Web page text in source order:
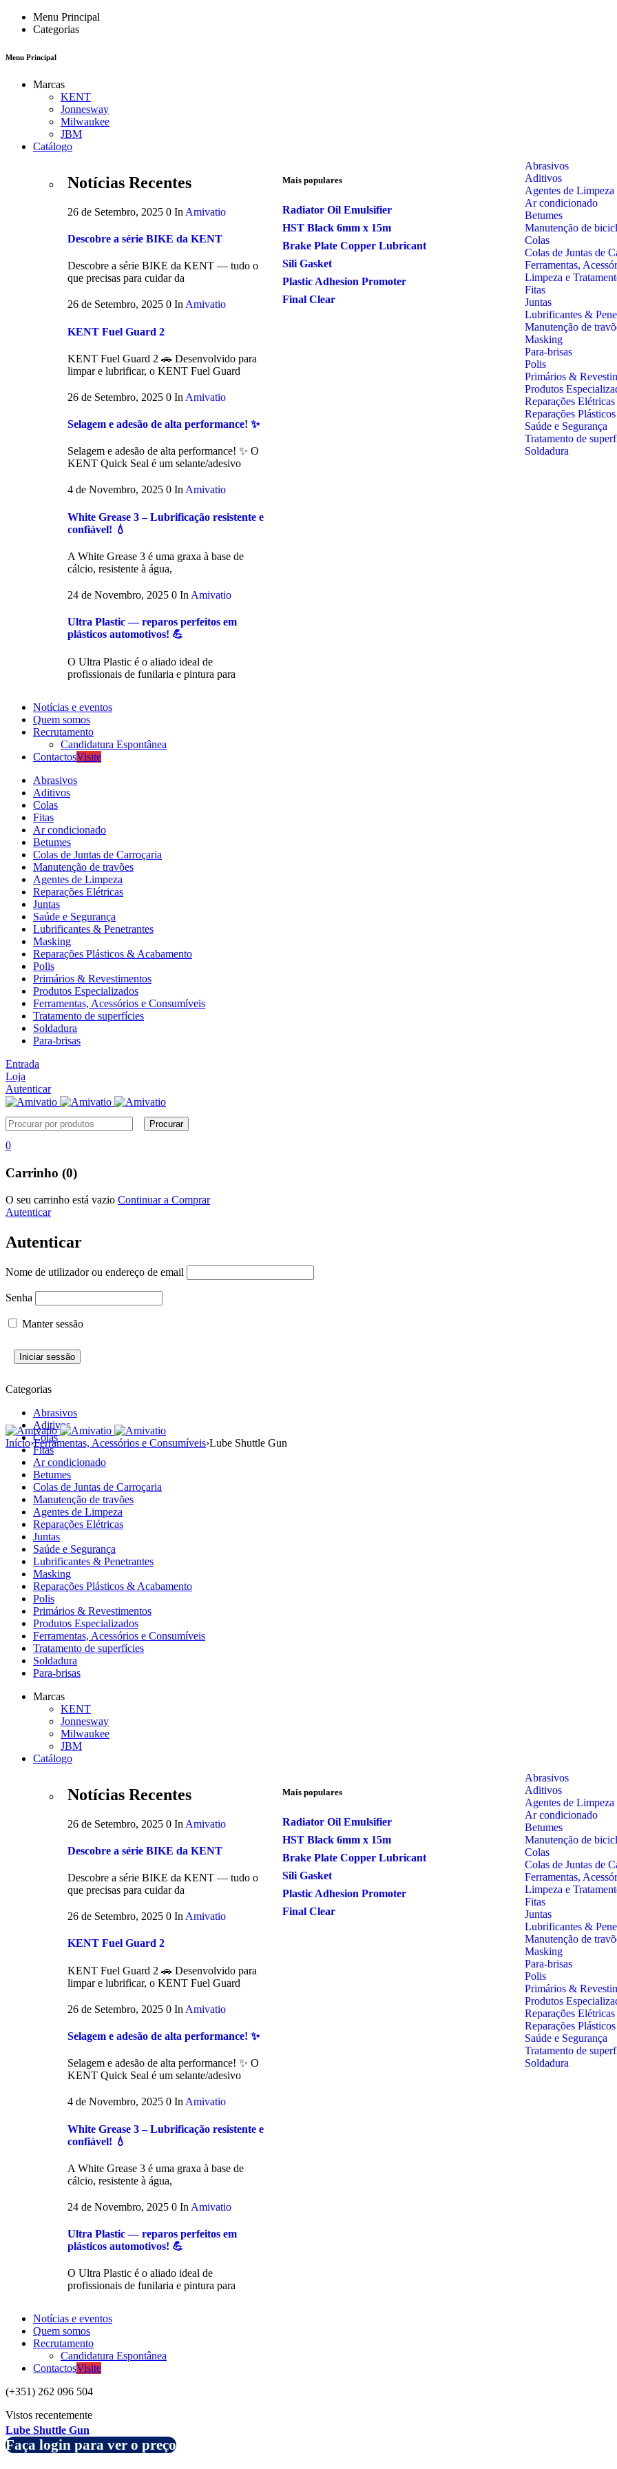
Menu Principal
Categorias
Menu Principal
Marcas
KENT
Jonnesway
Milwaukee
JBM
Catálogo
Notícias Recentes
26 de Setembro, 2025 0 In Amivatio
Descobre a série BIKE da KENT
Descobre a série BIKE da KENT — tudo o
que precisas para cuidar da
26 de Setembro, 2025 0 In Amivatio
KENT Fuel Guard 2
KENT Fuel Guard 2 🚗 Desenvolvido para
limpar e lubrificar, o KENT Fuel Guard
26 de Setembro, 2025 0 In Amivatio
Selagem e adesão de alta performance! ✨
Selagem e adesão de alta performance! ✨ O
KENT Quick Seal é um selante/adesivo
4 de Novembro, 2025 0 InAmivatio
White Grease 3 – Lubrificação resistente e
confiável! 💧
A White Grease 3 é uma graxa à base de
cálcio, resistente à água,
24 de Novembro, 2025 0 In Amivatio
Ultra Plastic — reparos perfeitos em
plásticos automotivos! 💪
O Ultra Plastic é o aliado ideal de
profissionais de funilaria e pintura para
Mais populares
Radiator Oil Emulsifier
HST Black 6mm x 15m
Brake Plate Copper Lubricant
Sili Gasket
Plastic Adhesion Promoter
Final Clear
Abrasivos
Aditivos
Agentes de Limpeza
Ar condicionado
Betumes
Manutenção de
Colas
Colas de Juntas de
Ferramentas,
Limpeza e
Fitas
Juntas
Lubrificantes &
Manutenção de
Masking
Para-brisas
Polis
Primários &
Produtos
Reparações Elétricas
Reparações
Saúde e Segurança
Tratamento de
Soldadura
Notícias e eventos
Quem somos
Recrutamento
Candidatura Espontânea
ContactosVisite
Abrasivos
Aditivos
Colas
Fitas
Ar condicionado
Betumes
Colas de Juntas de Carroçaria
Manutenção de travões
Agentes de Limpeza
Reparações Elétricas
Juntas
Saúde e Segurança
Lubrificantes & Penetrantes
Masking
Reparações Plásticos & Acabamento
Polis
Primários & Revestimentos
Produtos Especializados
Ferramentas, Acessórios e Consumíveis
Tratamento de superfícies
Soldadura
Para-brisas
Entrada
Loja
Autenticar
0
Carrinho (0)
O seu carrinho está vazio Continuar a Comprar
Autenticar
Autenticar
Nome de utilizador ou endereço de email
Senha
Manter sessão
Categorias
Abrasivos
Aditivos
Colas
Fitas
Ar condicionado
Betumes
Colas de Juntas de Carroçaria
Manutenção de travões
Agentes de Limpeza
Reparações Elétricas
Juntas
Saúde e Segurança
Lubrificantes & Penetrantes
Masking
Reparações Plásticos & Acabamento
Polis
Primários & Revestimentos
Produtos Especializados
Ferramentas, Acessórios e Consumíveis
Tratamento de superfícies
Soldadura
Para-brisas
Marcas
KENT
Jonnesway
Milwaukee
JBM
Catálogo
Notícias Recentes
26 de Setembro, 2025 0 In Amivatio
Descobre a série BIKE da KENT
Descobre a série BIKE da KENT — tudo o
que precisas para cuidar da
26 de Setembro, 2025 0 In Amivatio
KENT Fuel Guard 2
KENT Fuel Guard 2 🚗 Desenvolvido para
limpar e lubrificar, o KENT Fuel Guard
26 de Setembro, 2025 0 In Amivatio
Selagem e adesão de alta performance! ✨
Selagem e adesão de alta performance! ✨ O
KENT Quick Seal é um selante/adesivo
4 de Novembro, 2025 0 In Amivatio
White Grease 3 – Lubrificação resistente e
confiável! 💧
A White Grease 3 é uma graxa à base de
cálcio, resistente à água,
24 de Novembro, 2025 0 In Amivatio
Ultra Plastic — reparos perfeitos em
plásticos automotivos! 💪
O Ultra Plastic é o aliado ideal de
profissionais de funilaria e pintura para
Mais populares
Radiator Oil Emulsifier
HST Black 6mm x 15m
Brake Plate Copper Lubricant
Sili Gasket
Plastic Adhesion Promoter
Final Clear
Abrasivos
Aditivos
Agentes de Limpeza
Ar condicionado
Betumes
Manutenção de
Colas
Colas de Juntas de
Ferramentas,
Limpeza e
Fitas
Juntas
Lubrificantes &
Manutenção de
Masking
Para-brisas
Polis
Primários &
Produtos
Reparações Elétricas
Reparações
Saúde e Segurança
Tratamento de
Soldadura
Notícias e eventos
Quem somos
Recrutamento
Candidatura Espontânea
ContactosVisite
(+351) 262 096 504
Vistos recentemente
Lube Shuttle Gun
Faça login para ver o preço
Início›Ferramentas, Acessórios e Consumíveis›Lube Shuttle Gun